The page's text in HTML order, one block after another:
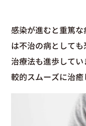
感染が進むと重篤
は不治の病として
治療法も進歩して
較的スムーズに治癒